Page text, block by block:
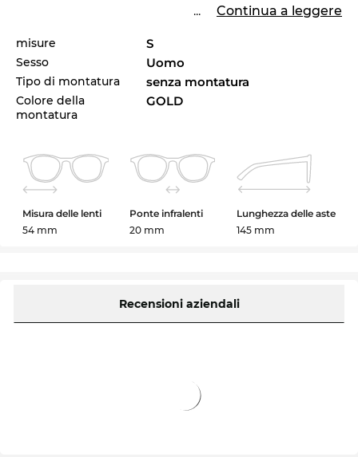
... Continua a leggere
misure S
Sesso Uomo
Tipo di montatura senza montatura
Colore della
montatura
GOLD
Misura delle lenti
54 mm
Ponte infralenti
20 mm
Lunghezza delle aste
145 mm
Recensioni aziendali